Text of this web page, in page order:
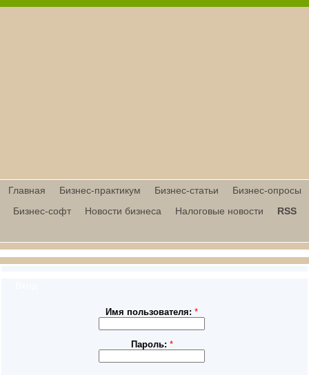
Главная Бизнес-практикум Бизнес-статьи
Бизнес-опросы
Бизнес-софт
Новости бизнеса Налоговые новости RSS
Имя пользователя:*
Пароль: *